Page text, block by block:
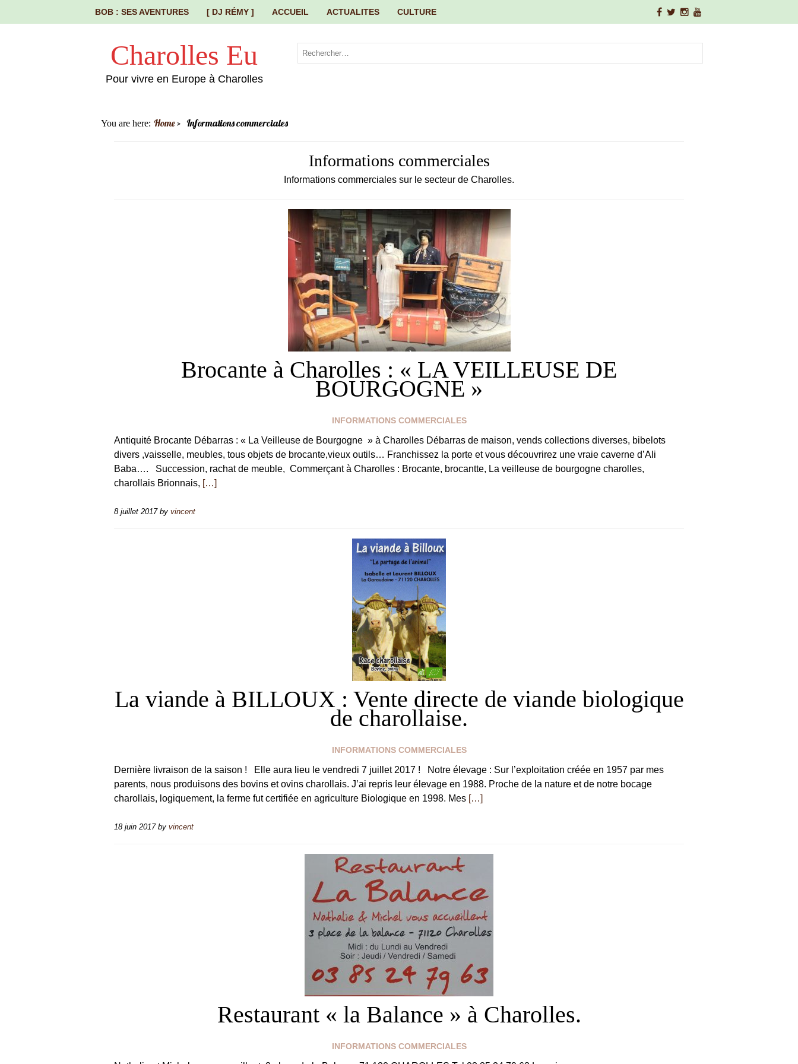
BOB : SES AVENTURES [ DJ RÉMY ] ACCUEIL ACTUALITES CULTURE
Charolles Eu
Pour vivre en Europe à Charolles
You are here: Home Informations commerciales
Informations commerciales
Informations commerciales sur le secteur de Charolles.
Brocante à Charolles : « LA VEILLEUSE DE
BOURGOGNE »
INFORMATIONS COMMERCIALES
Antiquité Brocante Débarras : « La Veilleuse de Bourgogne » à Charolles Débarras de maison, vends collections diverses, bibelots
divers ,vaisselle, meubles, tous objets de brocante,vieux outils… Franchissez la porte et vous découvrirez une vraie caverne d’Ali
Baba…. Succession, rachat de meuble, Commerçant à Charolles : Brocante, brocantte, La veilleuse de bourgogne charolles,
charollais Brionnais, […]
8 juillet 2017by vincent
La viande à BILLOUX : Vente directe de viande biologique
de charollaise.
INFORMATIONS COMMERCIALES
Dernière livraison de la saison ! Elle aura lieu le vendredi 7 juillet 2017 ! Notre élevage : Sur l’exploitation créée en 1957 par mes
parents, nous produisons des bovins et ovins charollais. J’ai repris leur élevage en 1988. Proche de la nature et de notre bocage
charollais, logiquement, la ferme fut certifiée en agriculture Biologique en 1998. Mes […]
18 juin 2017by vincent
Restaurant « la Balance » à Charolles.
INFORMATIONS COMMERCIALES